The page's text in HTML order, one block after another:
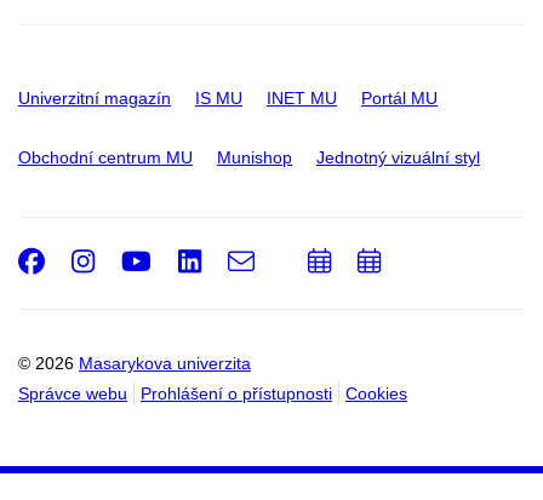
Univerzitní magazín IS MU INET MU Portál MU
Obchodní centrum MU Munishop Jednotný vizuální styl
© 2026 Masarykova univerzita
Správce webu
Prohlášení o přístupnosti Cookies
Facebook
Instagram
Youtube
LinkedIn
e-
PřidatPřidat